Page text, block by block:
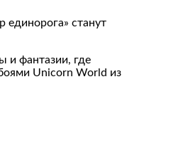
единорога» станут
и фантазии, где
Unicorn World из